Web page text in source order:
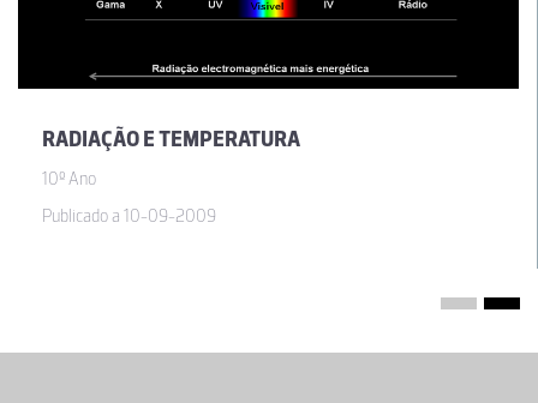
Apreciei bastante a programação das várias atividades, que
para os alunos. Passará, sem dúvida, a constar das minhas
Maria Deolinda Gonçalves da Costa Campos
RADIAÇÃO E TEMPERATURA
10º Ano
Publicado a 10-09-2009